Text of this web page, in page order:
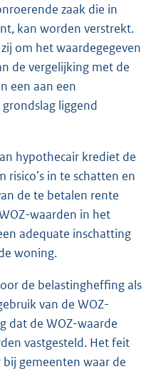
zaak die in
kan worden verstrekt.
om het waardegegeven
de vergelijking met de
een aan een
liggend
hypothecair krediet de
in te schatten en
de te betalen rente
waarden in het
adequate inschatting
woning.
de belastingheffing als
van de WOZ-
dat de WOZ-waarde
vastgesteld. Het feit
gemeenten waar de